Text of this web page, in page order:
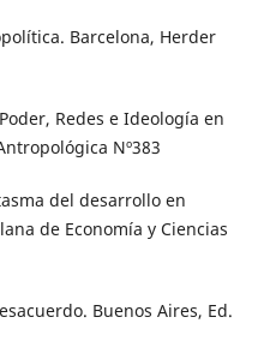
Barcelona, Herder
Redes e Ideología en
Nº383
del desarrollo en
de Economía y Ciencias
Buenos Aires, Ed.